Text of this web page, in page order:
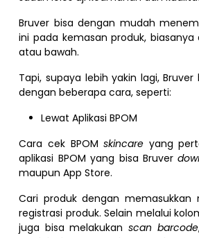
Bruver bisa dengan mudah
ini pada kemasan produk, biasanya
atau bawah.
Tapi, supaya lebih yakin lagi,
dengan beberapa cara, seperti:
Lewat Aplikasi BPOM
Cara cek BPOMskincare yang
aplikasi BPOM yang bisa Bruver
maupun App Store.
Cari produk dengan
registrasi produk. Selain melalui
juga bisa melakukan scan barcode